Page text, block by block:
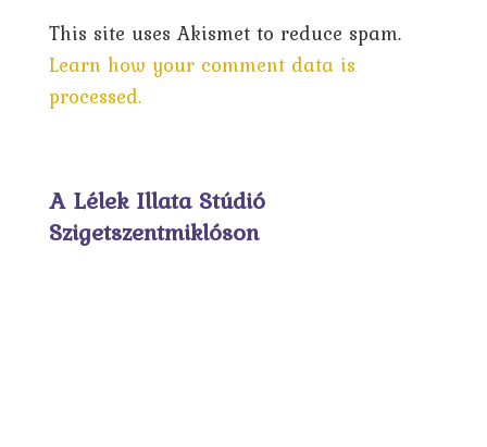
This site uses Akismet to reduce spam.
Learn how your comment data is
processed.
A Lélek Illata Stúdió
Szigetszentmiklóson